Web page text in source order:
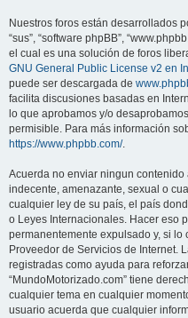
Nuestros foros están desarrollados
“sus”, “software phpBB”,
el cual es una solución de foros
GNU General Public License v2 en
puede ser descargada de
facilita discusiones basadas en
lo que aprobamos y/o
permisible. Para más información
https://www.phpbb.com/.
Acuerda no enviar ningun
indecente, amenazante, sexual o
cualquier ley de su país, el país
o Leyes Internacionales. Hacer eso
permanentemente expulsado y, si
Proveedor de Servicios de Internet.
registradas como ayuda para
“MundoMotorizado.com” tiene
cualquier tema en cualquier
usuario acuerda que cualquier